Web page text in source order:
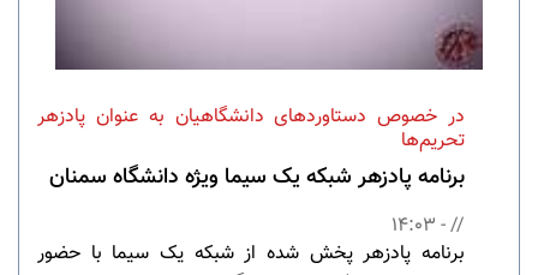
در خصوص دستاوردهای دانشگاهیان به عنوان پادزهر
تحریم‌ها
برنامه پادزهر شبکه یک سیما ویژه دانشگاه سمنان
// - 14:03
برنامه پادزهر پخش شده از شبکه یک سیما با حضور